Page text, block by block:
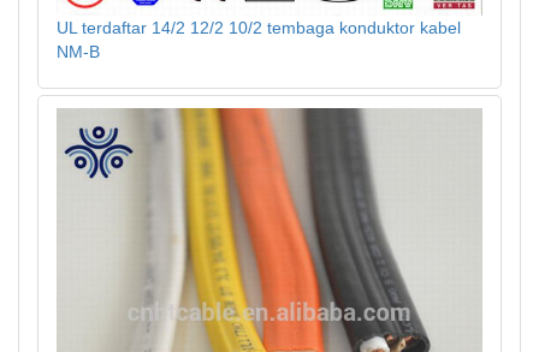
UL terdaftar 14/2 12/2 10/2 tembaga konduktor kabel
NM-B